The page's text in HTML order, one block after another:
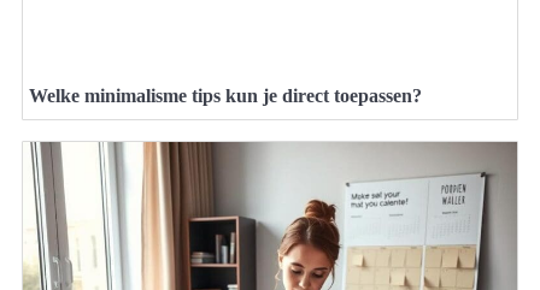
Welke minimalisme tips kun je direct toepassen?